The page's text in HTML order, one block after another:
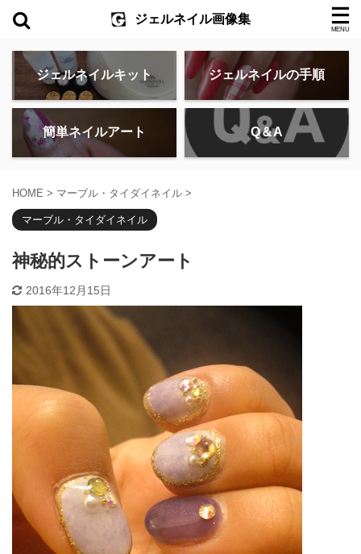
ジェルネイル画像集
ジェルネイルキット ジェルネイルの手順
簡単ネイルアート Q＆A
HOME > マーブル・タイダイネイル >
マーブル・タイダイネイル
神秘的ストーンアート
2016年12月15日